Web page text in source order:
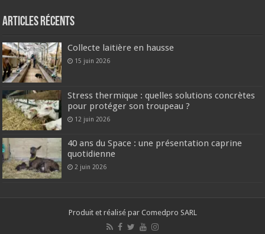
Articles récents
Collecte laitière en hausse
15 juin 2026
Stress thermique : quelles solutions concrètes
pour protéger son troupeau ?
12 juin 2026
40 ans du Space : une présentation caprine
quotidienne
2 juin 2026
Produit et réalisé par Comedpro SARL